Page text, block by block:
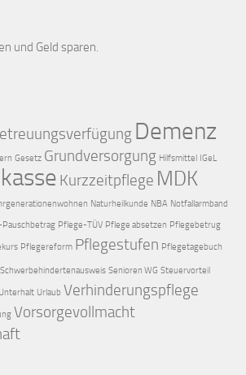
und Geld sparen.
Demenz
Gesetz Grundversorgung Hilfsmittel IGeL
Kurzzeitpflege MDK
Naturheilkunde NBA Notfallarmband
Pflege-TÜV Pflege absetzen Pflegebetrug
Pflegereform Pflegestufen Pflegetagebuch
Schwerbehindertenausweis Senioren WG Steuervorteil
Unterhalt Urlaub Verhinderungspflege
Vorsorgevollmacht